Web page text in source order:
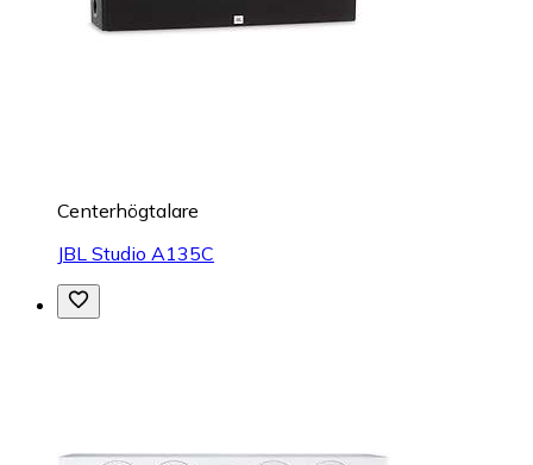
Centerhögtalare
JBL Studio A135C